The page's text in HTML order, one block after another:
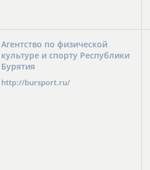
Агентство по физической
культуре и спорту Республики
Бурятия
http://bursport.ru/